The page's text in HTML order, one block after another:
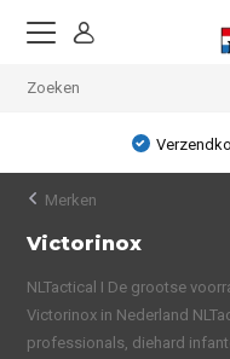
Merken
Victorinox
NLTactical I De grootse
Victorinox in Nederland
professionals, diehard